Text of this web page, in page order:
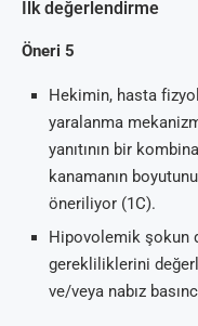
İlk değerlendirme
Öneri 5
Hekimin, hasta
yaralanma
yanıtının bir
kanamanın
öneriliyor (1C).
Hipovolemik şokun
gerekliliklerini
ve/veya nabız